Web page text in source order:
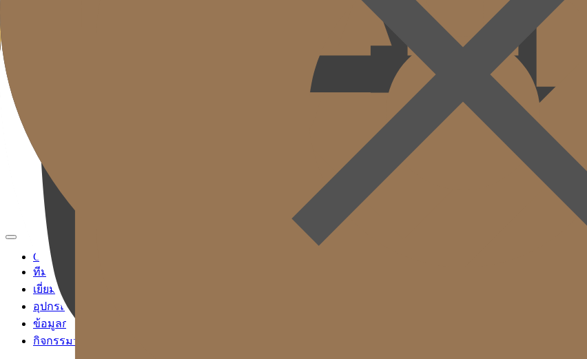
CH
TW
MN
RU
ID
VN
Gold J Clinic
ทีมแพทย์
เยี่ยมชมคลินิก
อุปกรณ์การแพทย์
ข้อมูลการเข้ารับบริการและการเดินทาง
กิจกรรมวิชาการและสื่อ